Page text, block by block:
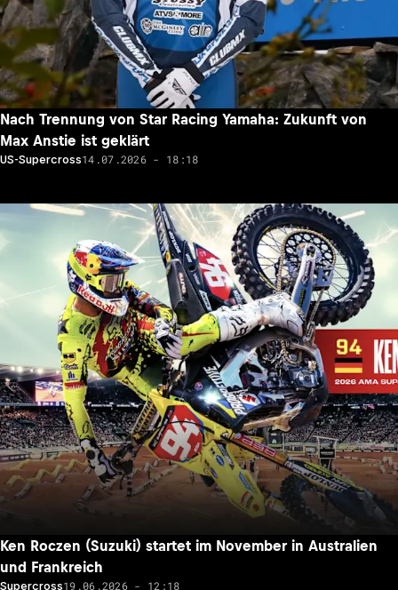
Nach Trennung von Star Racing Yamaha: Zukunft von
Max Anstie ist geklärt
US-Supercross14.07.2026 - 18:18
Ken Roczen (Suzuki) startet im November in Australien
und Frankreich
Supercross19.06.2026 - 12:18